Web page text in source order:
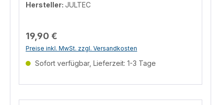
Steuerbefehle der angeschlossenen
passieren die Dose nur, wenn sie an diesem
Anschluß zugelassen sind. Die Berechtigungen
werden durch den Installateur mittels des
Programmiergeräts JAP100 oder einem
entsprechenden Antennenmessgerät in den Dosen
Dauerspannung, 22 kHz Dauerton) werden immer
AnDoKon_R004 kann der Fernspeisepfad auch
Hersteller: JULTEC
19,90 €
Preise inkl. MwSt. zzgl. Versandkosten
Sofort verfügbar, Lieferzeit: 1-3 Tage